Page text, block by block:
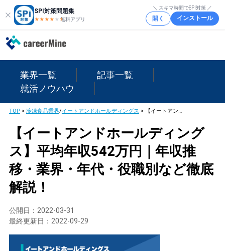
SPI対策問題集
★★★★ ★★
無料アプリ
＼ スキマ時間でSPI対策 ／
開く インストール
業界一覧
記事一覧
就活ノウハウ
TOP> 冷凍食品業界/イートアンドホールディングス > 【イートアンドホールディングス】平均年収542万円｜年収推移・業界・年代・役職別など徹底解説！
【イートアンドホールディング
ス】平均年収542万円｜年収推
移・業界・年代・役職別など徹底
解説！
公開日： 2022-03-31
最終更新日： 2022-09-29